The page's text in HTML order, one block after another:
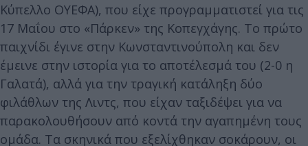
Κύπελλο ΟΥΕΦΑ), που είχε προγραμματιστεί για τις
17 Μαΐου στο «Πάρκεν» της Κοπεγχάγης. Το πρώτο
παιχνίδι έγινε στην Κωνσταντινούπολη και δεν
έμεινε στην ιστορία για το αποτέλεσμά του (2-0 η
Γαλατά), αλλά για την τραγική κατάληξη δύο
φιλάθλων της Λιντς, που είχαν ταξιδέψει για να
παρακολουθήσουν από κοντά την αγαπημένη τους
ομάδα. Τα σκηνικά που εξελίχθηκαν σοκάρουν, οι